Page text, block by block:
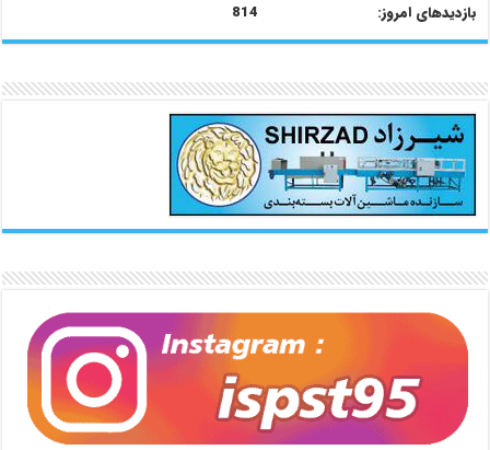
بازدیدهای امروز: 814